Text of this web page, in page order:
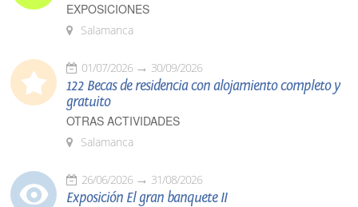
EXPOSICIONES
Salamanca
01/07/2026 30/09/2026
122 Becas de residencia con alojamiento completo y
gratuito
OTRAS ACTIVIDADES
Salamanca
26/06/2026 31/08/2026
Exposición El gran banquete II